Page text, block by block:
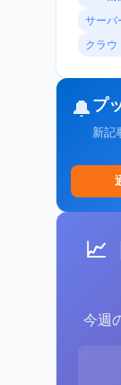
サーバ
クラウ
🔔プ
新記
📈
今週